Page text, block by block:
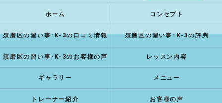
ホーム コンセプト
須磨区の習い事･K-3の口コミ情報 須磨区の習い事･K-3の評判
須磨区の習い事･K-3のお客様の声 レッスン内容
ギャラリー メニュー
トレーナー紹介 お客様の声